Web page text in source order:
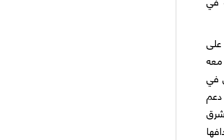
علی
معه
في
دعم